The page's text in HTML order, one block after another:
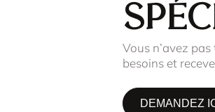
Vous n’avez
besoins et
DEMANDEZ